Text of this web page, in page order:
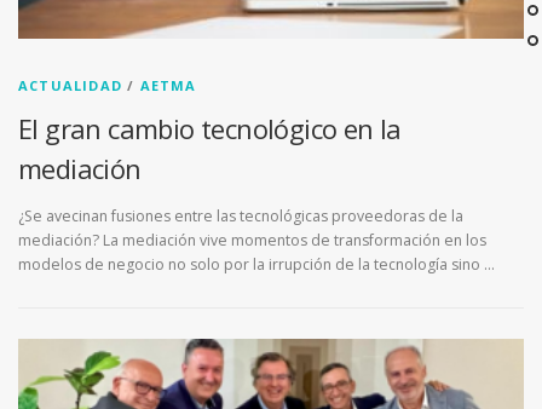
ACTUALIDAD / AETMA
El gran cambio tecnológico en la
mediación
¿Se avecinan fusiones entre las tecnológicas proveedoras de la
mediación? La mediación vive momentos de transformación en los
modelos de negocio no solo por la irrupción de la tecnología sino …